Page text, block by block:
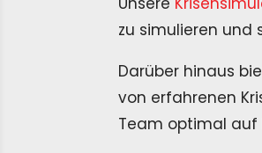
zu simulieren und
Darüber hinaus
von erfahrenen
Team optimal auf